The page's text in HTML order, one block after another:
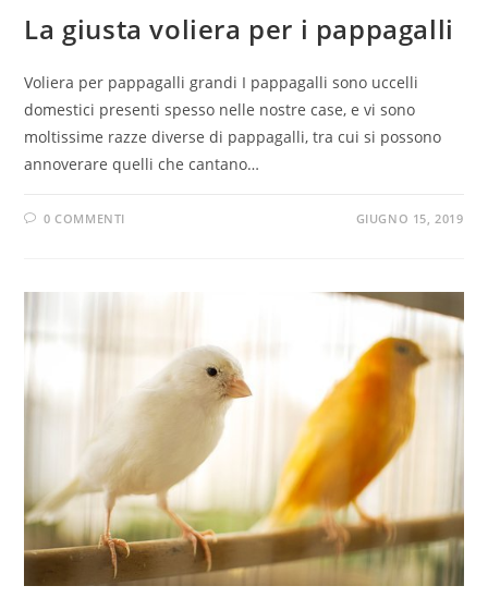
La giusta voliera per i pappagalli
Voliera per pappagalli grandi I pappagalli sono uccelli
domestici presenti spesso nelle nostre case, e vi sono
moltissime razze diverse di pappagalli, tra cui si possono
annoverare quelli che cantano…
0 COMMENTI GIUGNO 15, 2019